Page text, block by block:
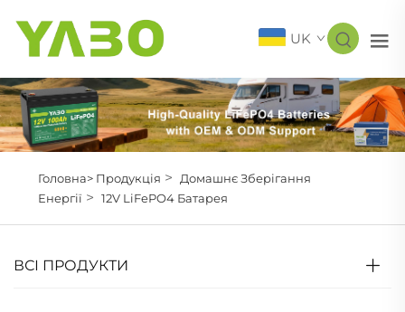
UK
Головна> Продукція >
Домашнє Зберігання
Енергії > 12V LiFePO4 Батарея
ВСІ ПРОДУКТИ